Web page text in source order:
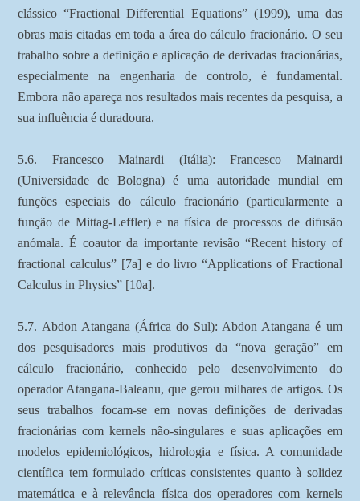
clássico “Fractional Differential Equations” (1999), uma das
obras mais citadas em toda a área do cálculo fracionário. O seu
trabalho sobre a definição e aplicação de derivadas fracionárias,
especialmente na engenharia de controlo, é fundamental.
Embora não apareça nos resultados mais recentes da pesquisa, a
sua influência é duradoura.
5.6. Francesco Mainardi (Itália): Francesco Mainardi
(Universidade de Bologna) é uma autoridade mundial em
funções especiais do cálculo fracionário (particularmente a
função de Mittag-Leffler) e na física de processos de difusão
anómala. É coautor da importante revisão “Recent history of
fractional calculus” [7a] e do livro “Applications of Fractional
Calculus in Physics” [10a].
5.7. Abdon Atangana (África do Sul): Abdon Atangana é um
dos pesquisadores mais produtivos da “nova geração” em
cálculo fracionário, conhecido pelo desenvolvimento do
operador Atangana-Baleanu, que gerou milhares de artigos. Os
seus trabalhos focam-se em novas definições de derivadas
fracionárias com kernels não-singulares e suas aplicações em
modelos epidemiológicos, hidrologia e física. A comunidade
científica tem formulado críticas consistentes quanto à solidez
matemática e à relevância física dos operadores com kernels